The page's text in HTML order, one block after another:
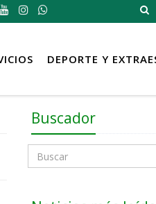
DEPORTE Y
Buscador